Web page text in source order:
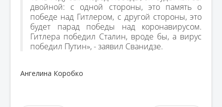
двойной: с одной стороны, это память о
победе над Гитлером, с другой стороны, это
будет парад победы над коронавирусом.
Гитлера победил Сталин, вроде бы, а вирус
победил Путин», - заявил Сванидзе.
Ангелина Коробко